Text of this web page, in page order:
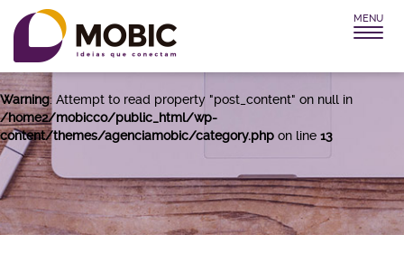
MENU
Warning
: Attempt to read property "post_title" on null in
/home2/mobicco/public_html/wp-
content/themes/agenciamobic/category.php
Warning: Attempt to read property "post_content" on null in
/home2/mobicco/public_html/wp-
content/themes/agenciamobic/category.php on line 13